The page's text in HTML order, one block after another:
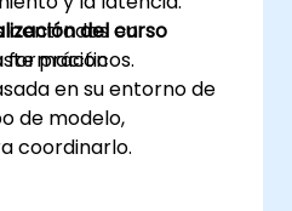
centrados en
prácticos.
del curso
formación
en su entorno de
de modelo,
coordinarlo.